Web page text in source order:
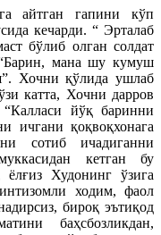
айтган гапини кўп
кечарди. “ Эрталаб
бўлиб олган солдат
мана шу кумуш
Хочни қўлида ушлаб
катта, Хочни дарров
йўқ баринни
ичгани қоқвоқхонага
сотиб ичадиганни
кетган бу
Худонинг ўзига
ходим, фаол
бироқ эътиқод
баҳсбозликдан,